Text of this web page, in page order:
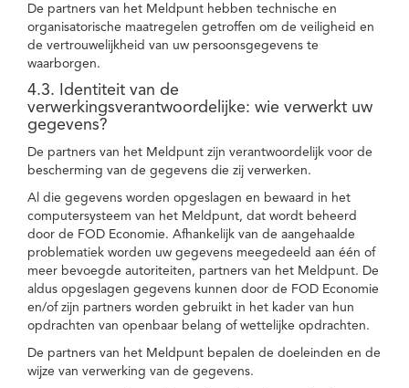
De partners van het Meldpunt hebben technische en
organisatorische maatregelen getroffen om de veiligheid en
de vertrouwelijkheid van uw persoonsgegevens te
waarborgen.
4.3. Identiteit van de
verwerkingsverantwoordelijke: wie verwerkt uw
gegevens?
De partners van het Meldpunt zijn verantwoordelijk voor de
bescherming van de gegevens die zij verwerken.
Al die gegevens worden opgeslagen en bewaard in het
computersysteem van het Meldpunt, dat wordt beheerd
door de FOD Economie. Afhankelijk van de aangehaalde
problematiek worden uw gegevens meegedeeld aan één of
meer bevoegde autoriteiten, partners van het Meldpunt. De
aldus opgeslagen gegevens kunnen door de FOD Economie
en/of zijn partners worden gebruikt in het kader van hun
opdrachten van openbaar belang of wettelijke opdrachten.
De partners van het Meldpunt bepalen de doeleinden en de
wijze van verwerking van de gegevens.